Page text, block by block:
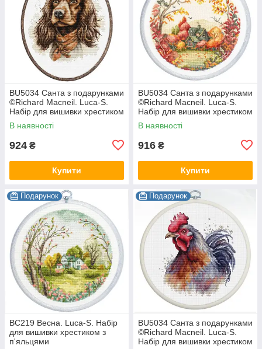
BU5034 Санта з подарунками
©Richard Macneil. Luca-S.
Набір для вишивки хрестиком
В наявності
924 ₴
Купити
BU5034 Санта з подарунками
©Richard Macneil. Luca-S.
Набір для вишивки хрестиком
В наявності
916 ₴
Купити
Подарунок
BC219 Весна. Luca-S. Набір
для вишивки хрестиком з
п'яльцями
Подарунок
BU5034 Санта з подарунками
©Richard Macneil. Luca-S.
Набір для вишивки хрестиком